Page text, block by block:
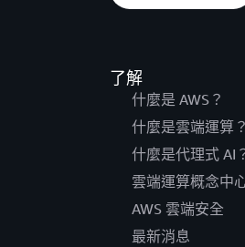
了解
什麼是 AWS？
什麼是雲端運算？
什麼是代理式 AI
雲端運算概念中
AWS 雲端安全
最新消息